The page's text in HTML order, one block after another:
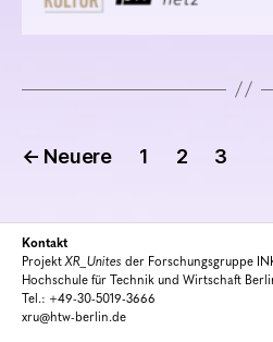
← Neuere 1 2 3
Kontakt
ProjektXR_Unites der Forschungsgruppe
Hochschule für Technik und Wirtschaft
Tel.: +49-30-5019-3666
xru@htw-berlin.de